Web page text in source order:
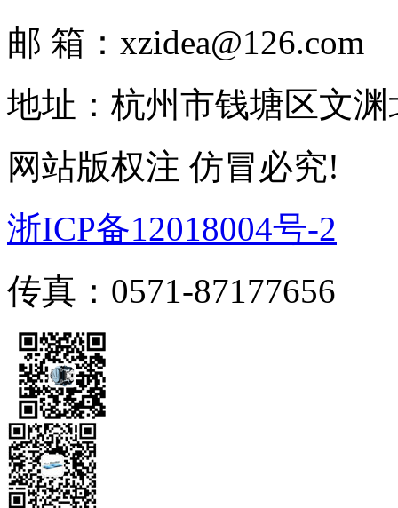
邮 箱：xzidea@126.com
地址：杭州市钱塘区文渊
网站版权注 仿冒必究!
浙ICP备12018004号-2
传真：0571-87177656